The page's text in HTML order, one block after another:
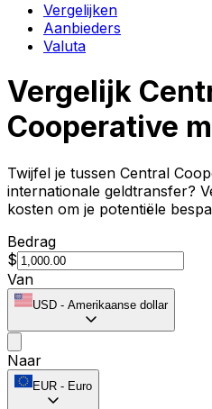
Vergelijken
Aanbieders
Valuta
Vergelijk
Cooperative
Twijfel je tussen Central
internationale geldtransfer?
kosten om je potentiële
Bedrag
$
Van
USD - Amerikaanse dollar
Naar
EUR - Euro